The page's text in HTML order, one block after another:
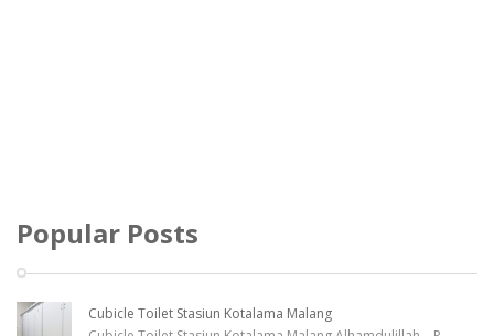
Popular Posts
Cubicle Toilet Stasiun Kotalama Malang